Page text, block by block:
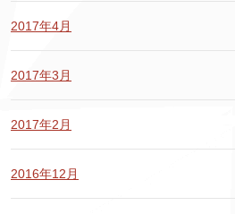
2017年4月
2017年3月
2017年2月
2016年12月